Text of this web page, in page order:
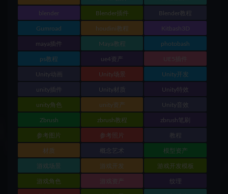
blender Blender插件 Blender教程
Gumroad houdini教程 Kitbash3D
maya插件 Maya教程 photobash
ps教程 ue4资产 UE5插件
Unity动画 Unity场景 Unity开发
unity插件 Unity材质 Unity特效
unity角色 unity资产 Unity音效
Zbrush zbrush教程 zbrush笔刷
参考图片 参考照片 教程
材质 概念艺术 模型资产
游戏场景 游戏开发 游戏开发模板
游戏角色 游戏资产 纹理